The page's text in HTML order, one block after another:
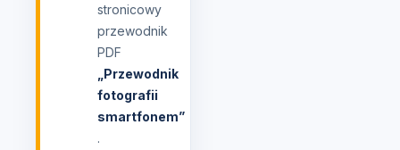
stronicowy
przewodnik
PDF
„Przewodnik
fotografii
smartfonem”
.